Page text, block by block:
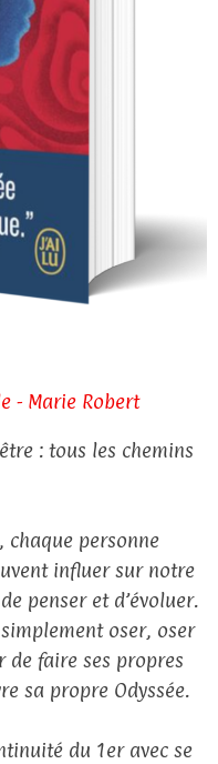
- Marie Robert
: tous les chemins
chaque personne
influer sur notre
penser et d’évoluer.
oser, oser
de faire ses propres
sa propre Odyssée.
du 1er avec se